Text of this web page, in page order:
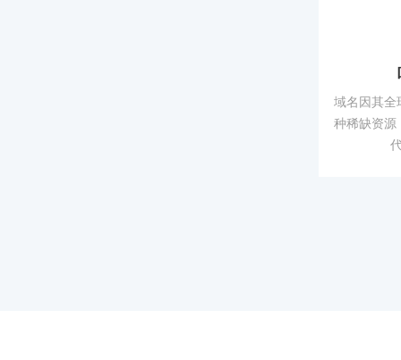
域名因其全
种稀缺资源